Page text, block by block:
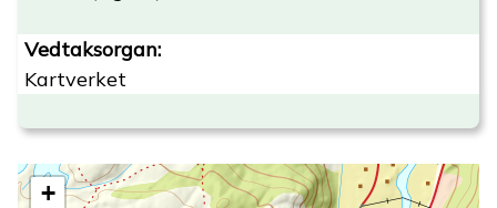
Vedtaksorgan:
Kartverket
+